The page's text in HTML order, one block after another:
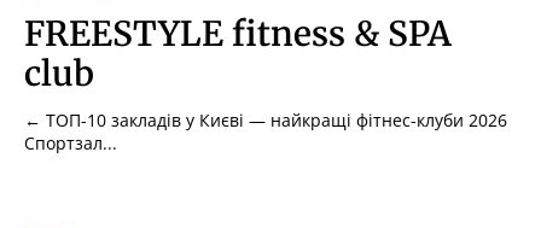
FREESTYLE fitness & SPA
club
← ТОП-10 закладів у Києві — найкращі фітнес-клуби 2026
Спортзал...